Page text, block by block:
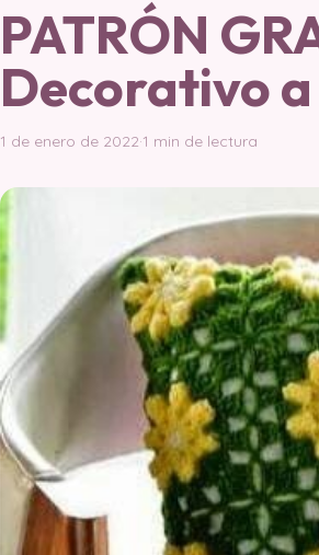
PATRÓN
Decorativo
1 de enero de 2022·1 min de lectura